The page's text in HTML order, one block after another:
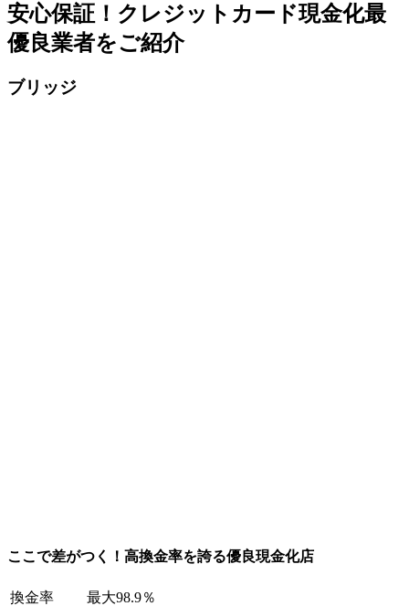
安心保証！クレジットカード現金化最
優良業者をご紹介
ブリッジ
ここで差がつく！高換金率を誇る優良現金化店
換金率
最大98.9％